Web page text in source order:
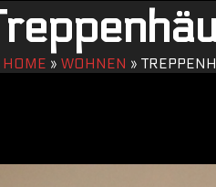
HOME » WOHNEN »